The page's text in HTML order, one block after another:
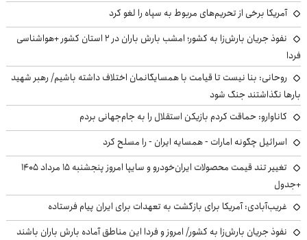
آمریکا برخی از تحریم‌های مربوط به سپاه را لغو کرد
نفوذ جریان بارش‌زا به کشور؛ امشب بارش باران در ۲ استان کشور +هواشناسی
فردا
روحانی: بنا نیست تا قیامت با همسایگانمان اختلاف داشته باشیم/ رهبر شهید
بارها نگذاشتند جنگ شود
کاناوارو: حماقت کردم بازیکن استقلال را به جام‌جهانی بردم
اسرائیل چگونه امارات - همسایه ایران - را مسلح کرد
تغییر تند قیمت محصولات ایران‌خودرو و سایپا امروز پنجشنبه ۱۵ مرداد ۱۴۰۵
+جدول
غریب‌آبادی: آمریکا برای بازگشت به تعهدات برای ایران پیام فرستاده
نفوذ جریان بارش‌زا به کشور/ امروز و فردا این مناطق آماده بارش باران باشند